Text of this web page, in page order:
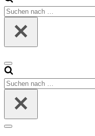
Suchen
nach …
Navigationsmenü
Suchen
nach …
Navigationsmenü